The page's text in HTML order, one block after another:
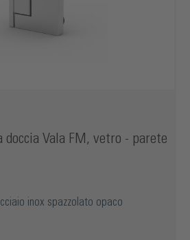
doccia Vala FM, vetro - parete
inox spazzolato opaco